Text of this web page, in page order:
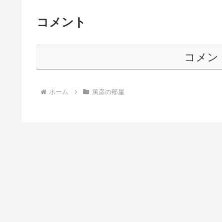
コメント
コメン
ホーム 篤彦の部屋